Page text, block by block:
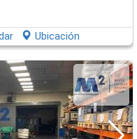
Ubicación